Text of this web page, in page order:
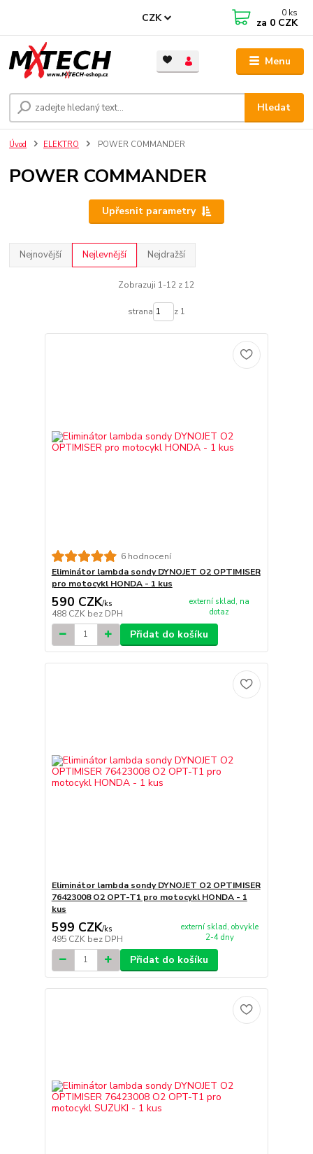
Menu
CZK
Hledat
0 ks
za 0 CZK
Úvod ELEKTRO POWER COMMANDER
POWER COMMANDER
Upřesnit parametry
Nejnovější Nejlevnější Nejdražší
Zobrazuji 1-12 z 12
strana z 1
6 hodnocení
Eliminátor lambda sondy DYNOJET O2 OPTIMISER
pro motocykl HONDA - 1 kus
590 CZK/ks
488 CZK bez DPH
externí sklad, na
dotaz
Přidat do košíku
Eliminátor lambda sondy DYNOJET O2 OPTIMISER
76423008 O2 OPT-T1 pro motocykl HONDA - 1
kus
599 CZK/ks
495 CZK bez DPH
externí sklad, obvykle
2-4 dny
Přidat do košíku